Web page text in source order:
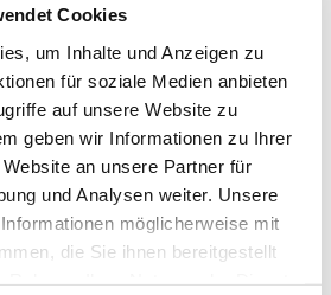
Cookies
um Inhalte und Anzeigen zu
für soziale Medien anbieten
auf unsere Website zu
geben wir Informationen zu Ihrer
an unsere Partner für
und Analysen weiter. Unsere
möglicherweise mit
die Sie ihnen bereitgestellt
uns deshalb ausdrücklich von
bekannt werden von
die entsprechenden Links
genannten und
Marken- und
uneingeschränkt den
gültigen Kennzeichen-Rechts
der jeweiligen eingetragenen